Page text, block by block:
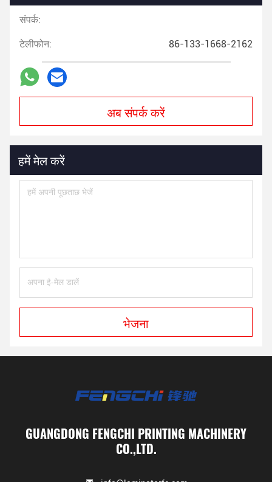
संपर्क:
टेलीफोन: 86-133-1668-2162
अब संपर्क करें
हमें मेल करें
भेजना
GUANGDONG FENGCHI PRINTING MACHINERY
CO.,LTD.